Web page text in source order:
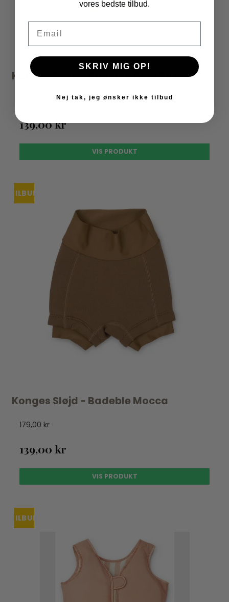
Konges Sløjd - Badeble Rose Blush
139,00 kr
VIS PRODUKT
TILBUD
Konges Sløjd - Badeble Mocca
179,00 kr
139,00 kr
VIS PRODUKT
TILBUD
vores bedste tilbud.
SKRIV MIG OP!
Nej tak, jeg ønsker ikke tilbud